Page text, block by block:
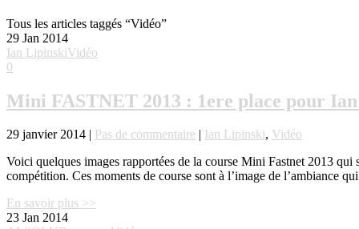
Tous les articles taggés “Vidéo”
29 Jan 2014
Ian LipinskiVidéo
0
Mini FASTNET 2013 : 1ere place pour
29 janvier 2014 | Pas de commentaire | Ian Lipinski, Vidéo
Voici quelques images rapportées de la course Mini Fastnet 2013
compétition. Ces moments de course sont à l’image de l’ambiance
En savoir plus >>
23 Jan 2014